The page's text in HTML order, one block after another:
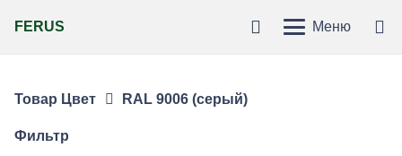
FERUS Меню
Товар Цвет RAL 9006 (серый)
Фильтр